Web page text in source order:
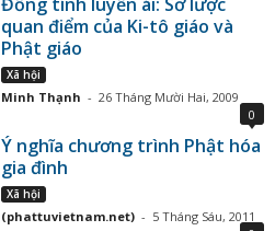
quan điểm của Ki-tô giáo và
Phật giáo
Xã hội
Minh Thạnh - 26 Tháng Mười Hai, 2009
0
Ý nghĩa chương trình Phật hóa
gia đình
Xã hội
(phattuvietnam.net) - 5 Tháng Sáu, 2011